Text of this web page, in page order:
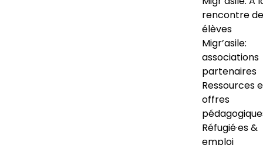
rencontre
élèves
Migr’asile:
associations
partenaires
Ressources
offres
Réfugié·es &
emploi